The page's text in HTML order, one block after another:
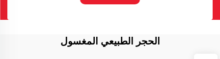
الحجر الطبيعي المغسول